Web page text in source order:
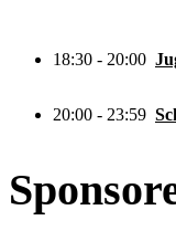
18:30 - 20:00
20:00 - 23:59